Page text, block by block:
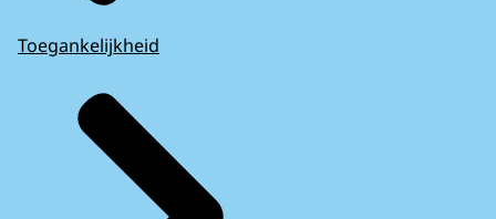
Toegankelijkheid